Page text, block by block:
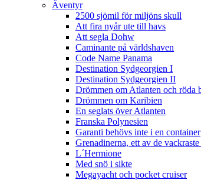
Äventyr
2500 sjömil för miljöns skull
Att fira nyår ute till havs
Att segla Dohw
Caminante på världshaven
Code Name Panama
Destination Sydgeorgien I
Destination Sydgeorgien II
Drömmen om Atlanten och röda
Drömmen om Karibien
En seglats över Atlanten
Franska Polynesien
Garanti behövs inte i en container
Grenadinerna, ett av de
L´Hermione
Med snö i sikte
Megayacht och pocket cruiser